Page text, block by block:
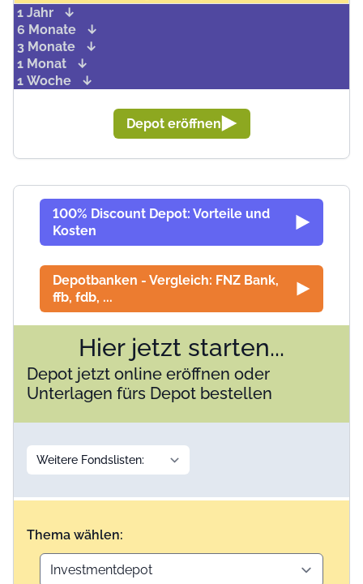
1 Jahr
6 Monate
3 Monate
1 Monat
1 Woche
Depot eröffnen
100% Discount Depot: Vorteile und
Kosten
Depotbanken - Vergleich: FNZ Bank,
ffb, fdb, ...
Hier jetzt starten...
Depot jetzt online eröffnen oder
Unterlagen fürs Depot bestellen
Thema wählen: